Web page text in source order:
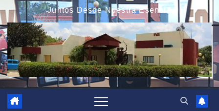
Juntos Desde Nuestra Esencia